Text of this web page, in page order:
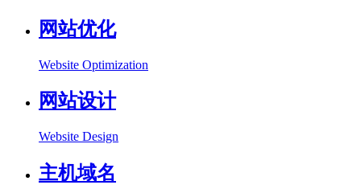
网站优化
Website Optimization
网站设计
Website Design
主机域名